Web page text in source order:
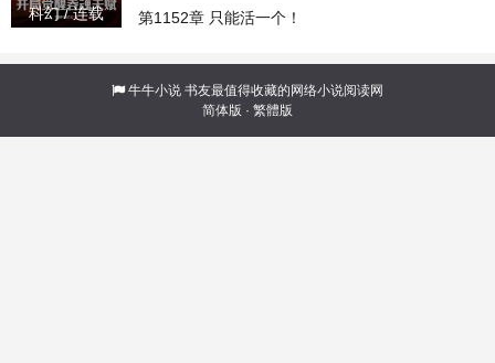
科幻 / 连载
神级天赋，一飞冲天！ 有人觉醒黑铁品阶的垃圾
魂】，没有品阶！ 能吞千尸魂魄，夺万种天赋！
凝魂兵，铸魂卫！ 拥有如此逆天的天赋，却还是
抵不过人心的阴暗！ 重活一世，陆离誓要屠尽所
有背叛者！ 一步一步，登顶最强！！！（脑子扔
第1152章 只能活一个！
牛牛小说 书友最值得收藏的网络小说阅读网
简体版 · 繁體版